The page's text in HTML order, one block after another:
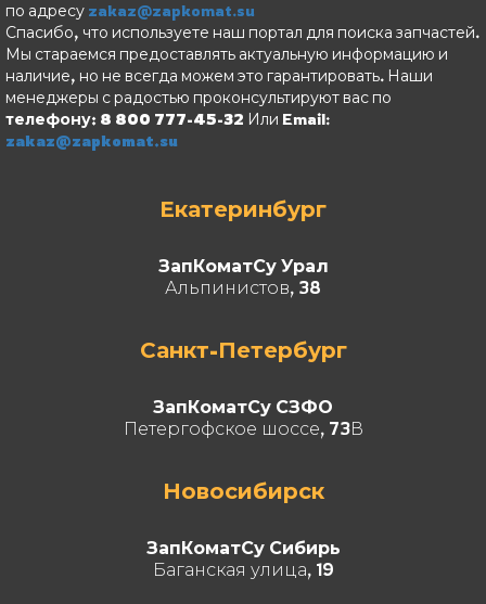
по адресу zakaz@zapkomat.su
Спасибо, что используете наш портал для поиска запчастей.
Мы стараемся предоставлять актуальную информацию и
наличие, но не всегда можем это гарантировать. Наши
менеджеры с радостью проконсультируют вас по
телефону: 8 800 777-45-32 Или Email:
zakaz@zapkomat.su
Екатеринбург
ЗапКоматСу Урал
Альпинистов, 38
Санкт-Петербург
ЗапКоматСу СЗФО
Петергофское шоссе, 73В
Новосибирск
ЗапКоматСу Сибирь
Баганская улица, 19